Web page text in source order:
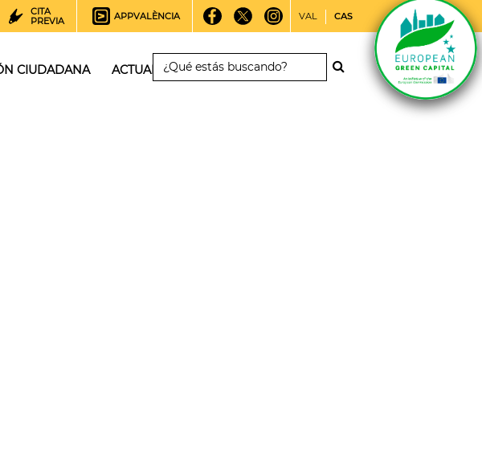
CITA
PREVIA
APPVALÈNCIA VAL CAS
CIUDADANA ACTUALIDAD